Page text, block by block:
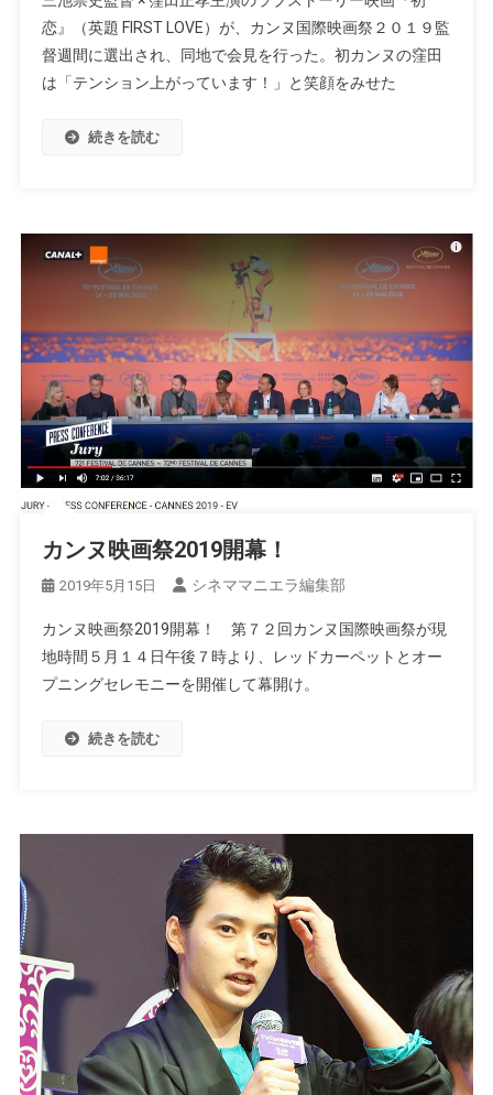
恋』（英題 FIRST LOVE）が、カンヌ国際映画祭２０１９監
督週間に選出され、同地で会見を行った。初カンヌの窪田
は「テンション上がっています！」と笑顔をみせた
続きを読む
カンヌ映画祭2019開幕！
2019年5月15日 シネママニエラ編集部
カンヌ映画祭2019開幕！ 第７２回カンヌ国際映画祭が現
地時間５月１４日午後７時より、レッドカーペットとオー
プニングセレモニーを開催して幕開け。
続きを読む